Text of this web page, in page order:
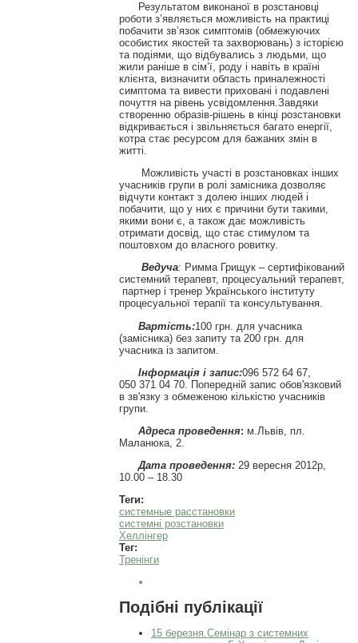
Результатом виконаної в розстановці
роботи з’являється можливість на практиці
побачити зв’язок симптомів (обмежуючих
особистих якостей та захворювань) з історією
та подіями, що відбувались з людьми, що
жили раніше в сім’ї, роду і навіть в країні
клієнта, визначити область приналежності
симптома та вивести приховані і подавлені
почуття на рівень усвідомлення.Завдяки
створенню образів-рішень в кінці розстановки
відкривається і звільняється багато енергії,
котра стає ресурсом для бажаних змін в
житті.
Можливість участі в розстановках інших
учасників групи в ролі замісника дозволяє
відчути контакт з долею інших людей і
побачити, що у них є причини бути такими,
якими вони є, а також дає можливість
отримати досвід, що стає стимулом та
поштовхом до власного ровитку.
Ведуча: Римма Грищук – сертифікований
системний терапевт, процесуальний терапевт,
партнер і тренер Українського інституту
процесуальної терапії та консультування.
Вартість:100 грн. для учасника
(замісника) без запиту та 200 грн. для
учасника із запитом.
Інформація і запис:096 572 64 67,
050 371 04 70. Попередній запис обов'язковий
в зв'язку з обмеженою кількістю учасників
групи.
Адреса проведення: м.Львів, пл.
Маланюка, 2.
Дата проведення: 29 вересня 2012р,
10.00 – 18.30
Теги:
системные расстановки
системні розстановки
Хеллінгер
Тег:
Тренінги
Подібні публікації
15 березня.Семінар з системних